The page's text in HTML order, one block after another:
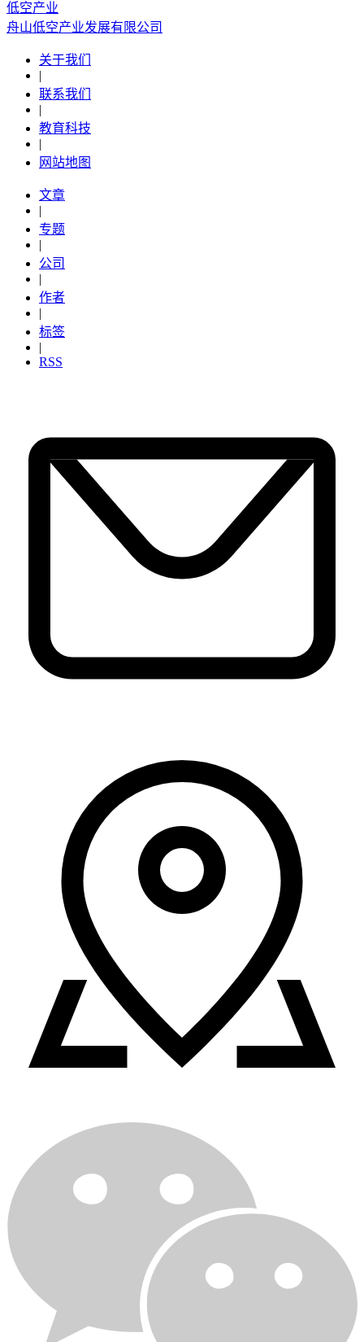
低空产业
舟山低空产业发展有限公司
关于我们
|
联系我们
|
教育科技
|
网站地图
文章
|
专题
|
公司
|
作者
|
标签
|
RSS